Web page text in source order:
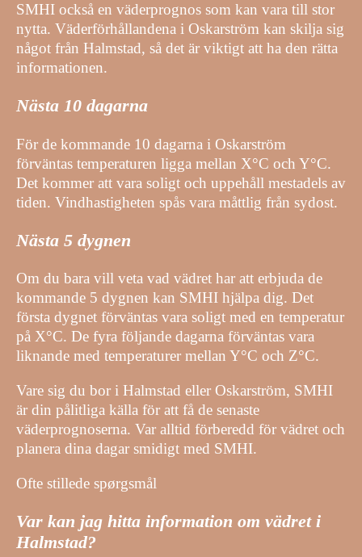
SMHI också en väderprognos som kan vara till stor
nytta. Väderförhållandena i Oskarström kan skilja sig
något från Halmstad, så det är viktigt att ha den rätta
informationen.
Nästa 10 dagarna
För de kommande 10 dagarna i Oskarström
förväntas temperaturen ligga mellan X°C och Y°C.
Det kommer att vara soligt och uppehåll mestadels av
tiden. Vindhastigheten spås vara måttlig från sydost.
Nästa 5 dygnen
Om du bara vill veta vad vädret har att erbjuda de
kommande 5 dygnen kan SMHI hjälpa dig. Det
första dygnet förväntas vara soligt med en temperatur
på X°C. De fyra följande dagarna förväntas vara
liknande med temperaturer mellan Y°C och Z°C.
Vare sig du bor i Halmstad eller Oskarström, SMHI
är din pålitliga källa för att få de senaste
väderprognoserna. Var alltid förberedd för vädret och
planera dina dagar smidigt med SMHI.
Ofte stillede spørgsmål
Var kan jag hitta information om vädret i
Halmstad?